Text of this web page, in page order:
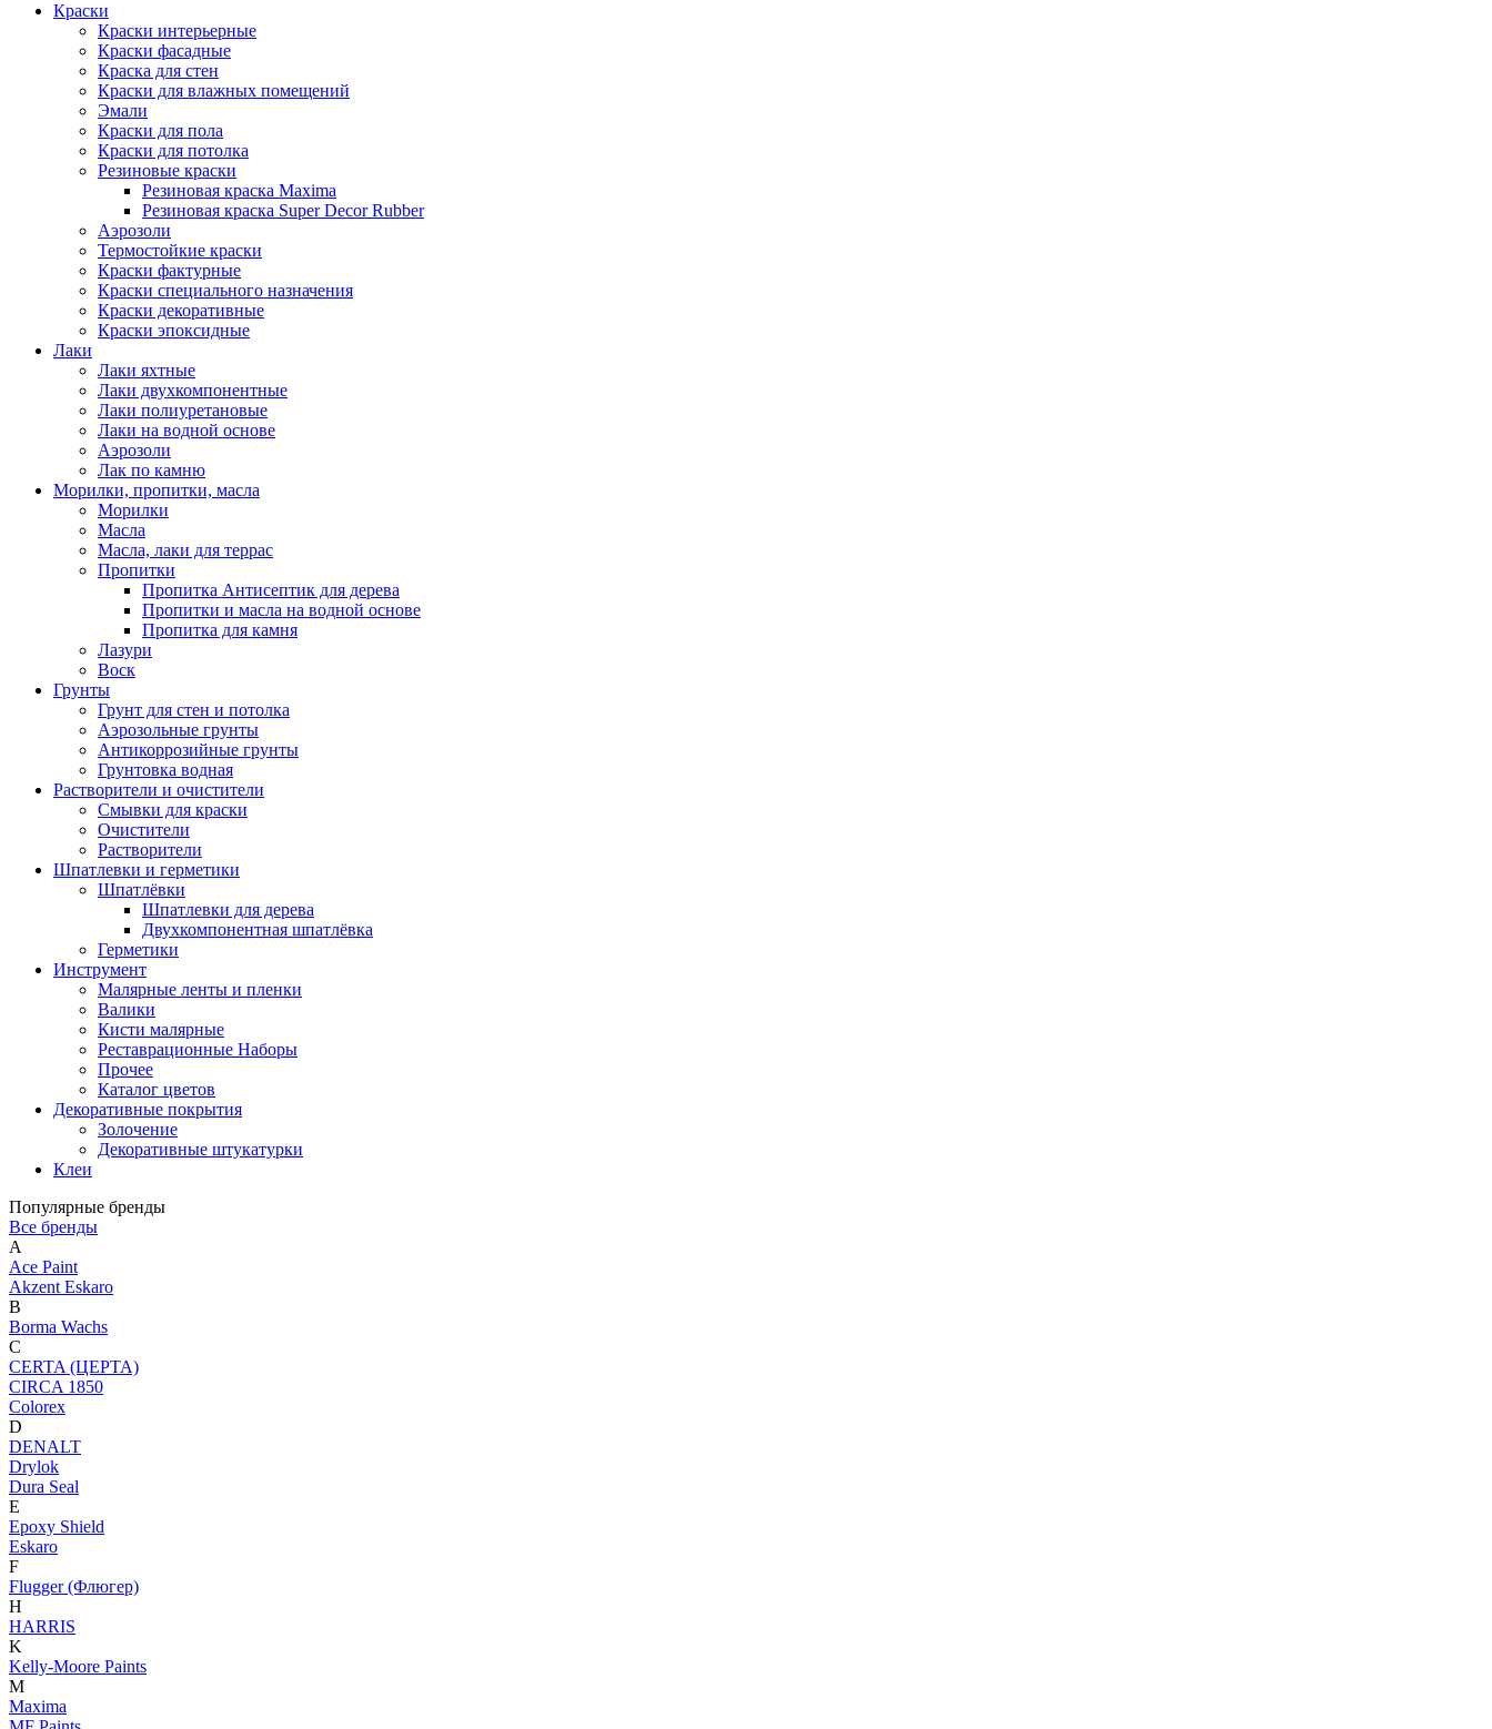
Краски
Краски интерьерные
Краски фасадные
Краска для стен
Краски для влажных помещений
Эмали
Краски для пола
Краски для потолка
Резиновые краски
Резиновая краска Maxima
Резиновая краска Super Decor Rubber
Аэрозоли
Термостойкие краски
Краски фактурные
Краски специального назначения
Краски декоративные
Краски эпоксидные
Лаки
Лаки яхтные
Лаки двухкомпонентные
Лаки полиуретановые
Лаки на водной основе
Аэрозоли
Лак по камню
Морилки, пропитки, масла
Морилки
Масла
Масла, лаки для террас
Пропитки
Пропитка Антисептик для дерева
Пропитки и масла на водной основе
Пропитка для камня
Лазури
Воск
Грунты
Грунт для стен и потолка
Аэрозольные грунты
Антикоррозийные грунты
Грунтовка водная
Растворители и очистители
Смывки для краски
Очистители
Растворители
Шпатлевки и герметики
Шпатлёвки
Шпатлевки для дерева
Двухкомпонентная шпатлёвка
Герметики
Инструмент
Малярные ленты и пленки
Валики
Кисти малярные
Реставрационные Наборы
Прочее
Каталог цветов
Декоративные покрытия
Золочение
Декоративные штукатурки
Клеи
Популярные бренды
Все бренды
A
Ace Paint
Akzent Eskaro
B
Borma Wachs
C
CERTA (ЦЕРТА)
CIRCA 1850
Colorex
D
DENALT
Drylok
Dura Seal
E
Epoxy Shield
Eskaro
F
Flugger (Флюгер)
H
HARRIS
K
Kelly-Moore Paints
M
Maxima